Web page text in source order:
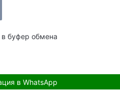
в буфер обмена
в WhatsApp